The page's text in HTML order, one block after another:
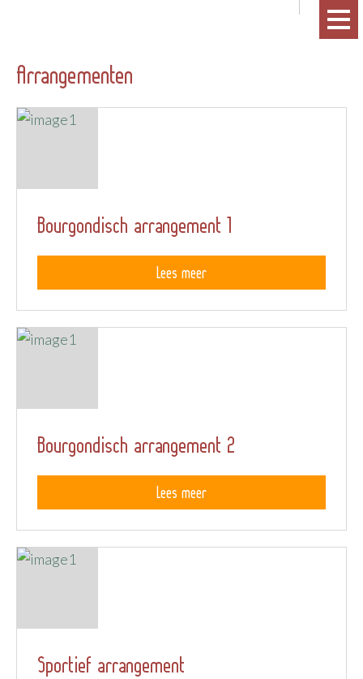
Arrangementen
Bourgondisch arrangement 1
Lees meer
Bourgondisch arrangement 2
Lees meer
Sportief arrangement